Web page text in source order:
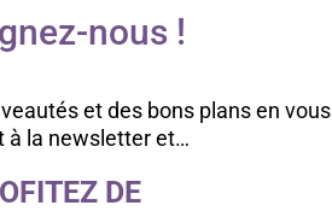
nous !
et des bons plans en vous
à la newsletter et…
DE